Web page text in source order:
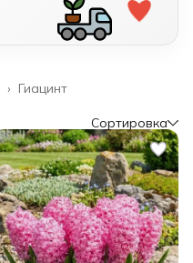
Гиацинт
›
Сортировка